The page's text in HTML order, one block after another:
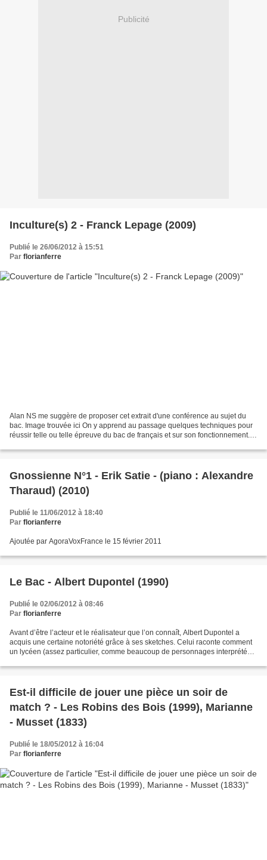
Publicité
Inculture(s) 2 - Franck Lepage (2009)
Publié le 26/06/2012 à 15:51
Par florianferre
Alan NS me suggère de proposer cet extrait d'une conférence au sujet du
bac. Image trouvée ici On y apprend au passage quelques techniques pour
réussir telle ou telle épreuve du bac de français et sur son fonctionnement.
Gnossienne N°1 - Erik Satie - (piano : Alexandre
Tharaud) (2010)
Publié le 11/06/2012 à 18:40
Par florianferre
Ajoutée par AgoraVoxFrance le 15 février 2011
Le Bac - Albert Dupontel (1990)
Publié le 02/06/2012 à 08:46
Par florianferre
Avant d’être l’acteur et le réalisateur que l’on connaît, Albert Dupontel a
acquis une certaine notoriété grâce à ses sketches. Celui raconte comment
un lycéen (assez particulier, comme beaucoup de personnages interprétés
Est-il difficile de jouer une pièce un soir de
match ? - Les Robins des Bois (1999), Marianne
- Musset (1833)
Publié le 18/05/2012 à 16:04
Par florianferre